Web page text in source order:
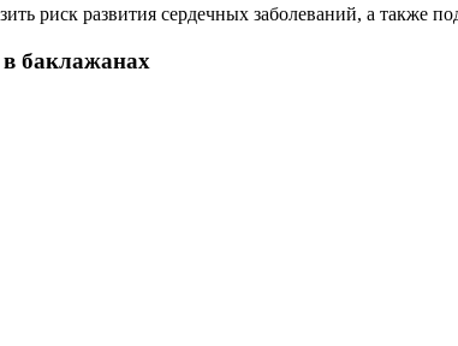
риск развития сердечных заболеваний, а также
баклажанах